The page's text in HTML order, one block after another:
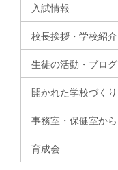
入試情報
校長挨拶・学校紹介
生徒の活動・ブログ
開かれた学校づくり
事務室・保健室から
育成会